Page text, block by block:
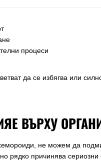
процеси
да се избягва или
ВЪРХУ
не можем да
рядко причинява сериозни